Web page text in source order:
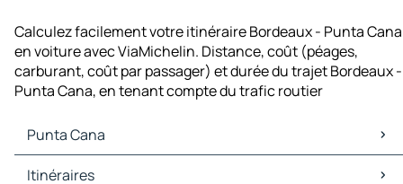
Calculez facilement votre itinéraire Bordeaux - Punta Cana
en voiture avec ViaMichelin. Distance, coût (péages,
carburant, coût par passager) et durée du trajet Bordeaux -
Punta Cana, en tenant compte du trafic routier
Punta Cana
Punta Cana Cartes et plans
Itinéraires